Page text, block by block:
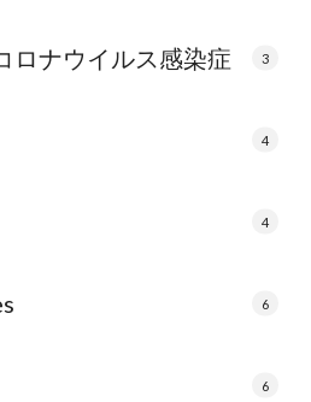
ロナウイルス感染症 3
4
4
6
6